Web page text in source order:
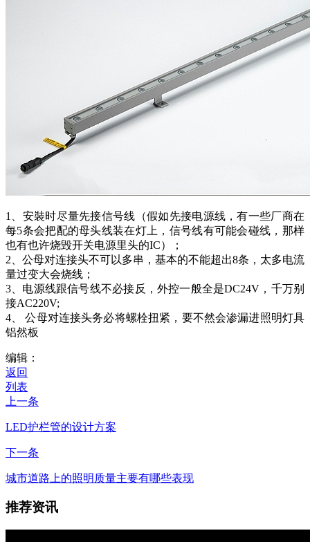
1、安裝时尽量先接信号线（假如先接电源线，有一些厂商在
每5条会把配的母头线装在灯上，信号线有可能会碰线，那样
也有也许烧毁开关电源里头的IC）；
2、公母对连接头不可以多串，基本的不能超出8条，太多电流
量过变大会烧线；
3、电源线跟信号线不必接反，外控一般全是DC24V，千万别
接AC220V;
4、 公母对连接头务必将螺栓扭紧，要不然会渗漏进照明灯具
铝然板
编辑：
返回
列表
上一条
LED护栏管的设计方案
下一条
城市道路上的照明质量主要有哪些表现
推荐资讯